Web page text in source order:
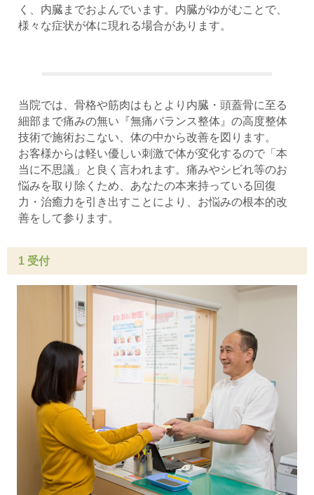
く、内臓までおよんでいます。内臓がゆがむことで、
様々な症状が体に現れる場合があります。
当院では、骨格や筋肉はもとより内臓・頭蓋骨に至る
細部まで痛みの無い『無痛バランス整体』の高度整体
技術で施術おこない、体の中から改善を図ります。
お客様からは軽い優しい刺激で体が変化するので「本
当に不思議」と良く言われます。痛みやシビれ等のお
悩みを取り除くため、あなたの本来持っている回復
力・治癒力を引き出すことにより、お悩みの根本的改
善をして参ります。
1 受付